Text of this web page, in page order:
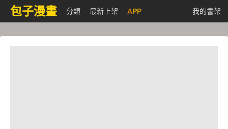
包子漫畫 分類 最新上架 APP 我的書架